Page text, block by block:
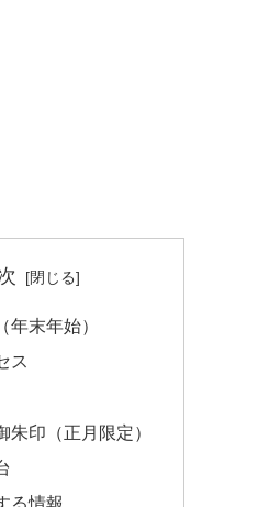
年末年始）
ス
朱印（正月限定）
る情報